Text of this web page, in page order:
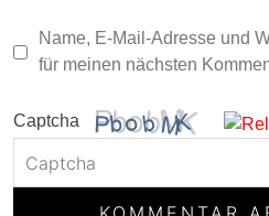
Name, E-Mail-Adresse und
für meinen nächsten
Captcha